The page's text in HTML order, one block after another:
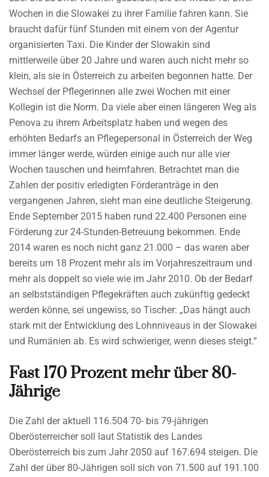
Wochen in die Slowakei zu ihrer Familie fahren kann. Sie
braucht dafür fünf Stunden mit einem von der Agentur
organisierten Taxi. Die Kinder der Slowakin sind
mittlerweile über 20 Jahre und waren auch nicht mehr so
klein, als sie in Österreich zu arbeiten begonnen hatte. Der
Wechsel der Pflegerinnen alle zwei Wochen mit einer
Kollegin ist die Norm. Da viele aber einen längeren Weg als
Penova zu ihrem Arbeitsplatz haben und wegen des
erhöhten Bedarfs an Pflegepersonal in Österreich der Weg
immer länger werde, würden einige auch nur alle vier
Wochen tauschen und heimfahren. Betrachtet man die
Zahlen der positiv erledigten Förderanträge in den
vergangenen Jahren, sieht man eine deutliche Steigerung.
Ende September 2015 haben rund 22.400 Personen eine
Förderung zur 24-Stunden-Betreuung bekommen. Ende
2014 waren es noch nicht ganz 21.000 – das waren aber
bereits um 18 Prozent mehr als im Vorjahreszeitraum und
mehr als doppelt so viele wie im Jahr 2010. Ob der Bedarf
an selbstständigen Pflegekräften auch zukünftig gedeckt
werden könne, sei ungewiss, so Tischer: „Das hängt auch
stark mit der Entwicklung des Lohnniveaus in der Slowakei
und Rumänien ab. Es wird schwieriger, wenn dieses steigt.“
Fast 170 Prozent mehr über 80-
Jährige
Die Zahl der aktuell 116.504 70- bis 79-jährigen
Oberösterreicher soll laut Statistik des Landes
Oberösterreich bis zum Jahr 2050 auf 167.694 steigen. Die
Zahl der über 80-Jährigen soll sich von 71.500 auf 191.100